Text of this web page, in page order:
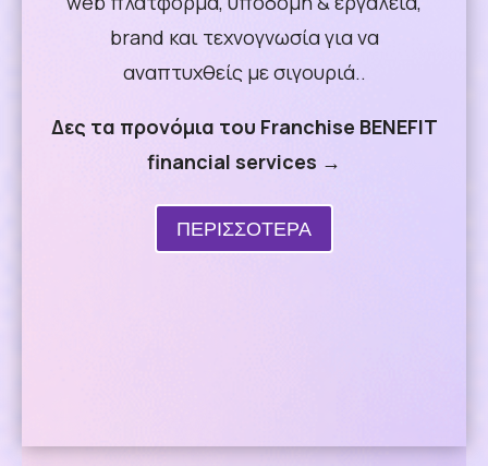
brand και τεχνογνωσία για να
αναπτυχθείς με σιγουριά..
Δες τα προνόμια του Franchise BENEFIT
financial services →
ΠΕΡΙΣΣΟΤΕΡΑ